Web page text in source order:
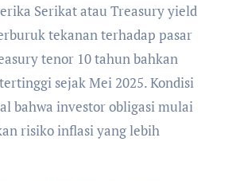
Serikat atau Treasury yield
tekanan terhadap pasar
tenor 10 tahun bahkan
sejak Mei 2025. Kondisi
bahwa investor obligasi mulai
risiko inflasi yang lebih